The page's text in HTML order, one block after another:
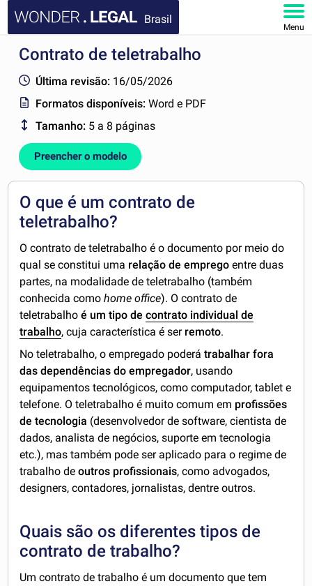
Brasil
Menu
HOME
DOCUMENTOS
FAQ
MINHA CONTA
Contrato de teletrabalho
Última revisão: 16/05/2026
Formatos disponíveis:Word e PDF
Tamanho: 5 a 8 páginas
Preencher o modelo
O que é um contrato de
teletrabalho?
O contrato de teletrabalho é o documento por meio do
qual se constitui uma relação de emprego entre duas
partes, na modalidade de teletrabalho (também
conhecida comohome office). O contrato de
teletrabalhoé um tipo decontrato individual de
trabalho, cuja característica é ser remoto.
No teletrabalho, o empregado poderátrabalhar fora
das dependências do empregador, usando
equipamentos tecnológicos, como computador, tablet e
telefone. O teletrabalho é muito comum em profissões
de tecnologia (desenvolvedor de software, cientista de
dados, analista de negócios, suporte em tecnologia
etc.), mas também pode ser aplicado para o regime de
trabalho deoutros profissionais, como advogados,
designers, contadores, jornalistas, dentre outros.
Quais são os diferentes tipos de
contrato de trabalho?
Um contrato de trabalho é um documento que tem